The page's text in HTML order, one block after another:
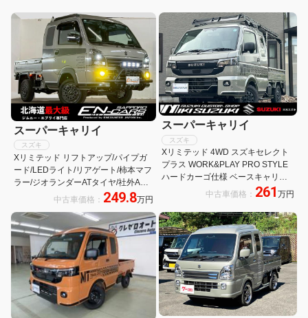
スーパーキャリイ
スズキ
Xリミテッド リフトアップ/パイプガ
ード/LEDライト/リアゲート/柿本マフ
ラー/ジオランダーATタイヤ/社外AW/
マックスライナーガード/ナビ/前後カ
ミラー/社外ハンドル
中古車価格： 249.8万円
スーパーキャリイ
スズキ
Xリミテッド 4WD スズキセレクト
プラス WORK&PLAY PRO STYLE
ハードカーゴ仕様 ベースキャリア
ルーフラック ユーティリティパネ
ップ アウトドア キャンプ
中古車価格： 261 万円